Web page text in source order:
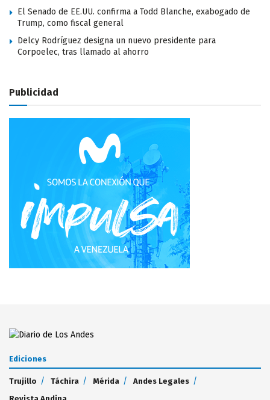
El Senado de EE.UU. confirma a Todd Blanche, exabogado de
Trump, como fiscal general
Delcy Rodríguez designa un nuevo presidente para
Corpoelec, tras llamado al ahorro
Publicidad
Ediciones
Trujillo Táchira Mérida
Andes Legales